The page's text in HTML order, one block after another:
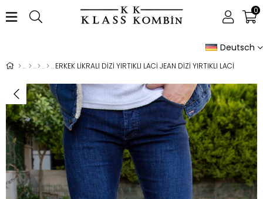
Deutsch
0
ERKEK LİKRALI DİZİ YIRTIKLI LACİ JEAN DİZİ YIRTIKLI LACİ